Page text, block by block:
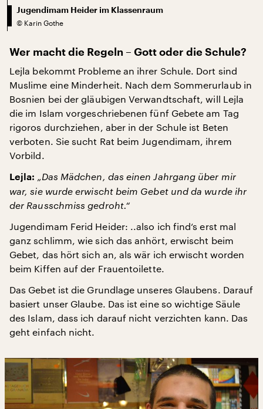
Jugendimam Heider im Klassenraum
© Karin Gothe
Wer macht die Regeln – Gott oder die Schule?
Lejla bekommt Probleme an ihrer Schule. Dort sind
Muslime eine Minderheit. Nach dem Sommerurlaub in
Bosnien bei der gläubigen Verwandtschaft, will Lejla
die im Islam vorgeschriebenen fünf Gebete am Tag
rigoros durchziehen, aber in der Schule ist Beten
verboten. Sie sucht Rat beim Jugendimam, ihrem
Vorbild.
Lejla: „Das Mädchen, das einen Jahrgang über mir
war, sie wurde erwischt beim Gebet und da wurde ihr
der Rausschmiss gedroht.“
Jugendimam Ferid Heider: ..also ich find‘s erst mal
ganz schlimm, wie sich das anhört, erwischt beim
Gebet, das hört sich an, als wär ich erwischt worden
beim Kiffen auf der Frauentoilette.
Das Gebet ist die Grundlage unseres Glaubens. Darauf
basiert unser Glaube. Das ist eine so wichtige Säule
des Islam, dass ich darauf nicht verzichten kann. Das
geht einfach nicht.